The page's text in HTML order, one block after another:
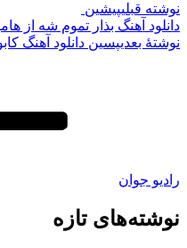
قبلیپیشین
آهنگ بذار تموم شه از
بعدیپسین دانلود آهنگ
جوان
تازه